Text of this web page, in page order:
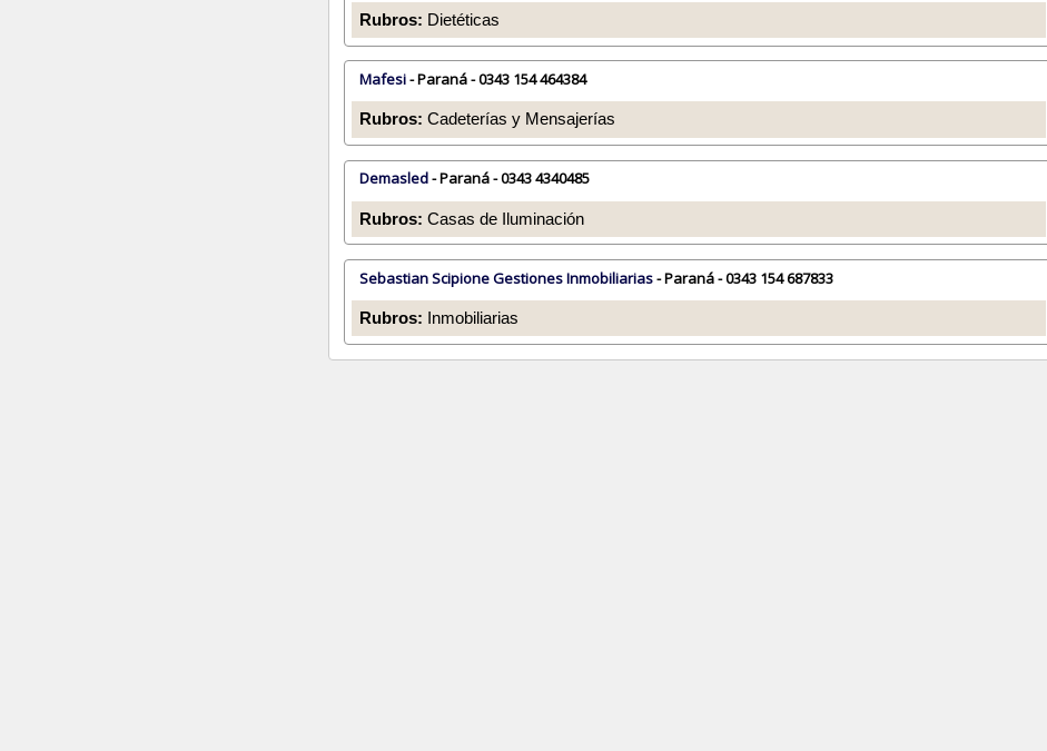
Rubros: Dietéticas
Mafesi- Paraná - 0343 154 464384
Rubros: Cadeterías y Mensajerías
Demasled- Paraná - 0343 4340485
Rubros: Casas de Iluminación
Sebastian Scipione Gestiones Inmobiliarias- Paraná - 0343 154 687833
Rubros: Inmobiliarias